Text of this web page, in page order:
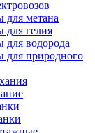
для метана
для гелия
для водорода
для природного